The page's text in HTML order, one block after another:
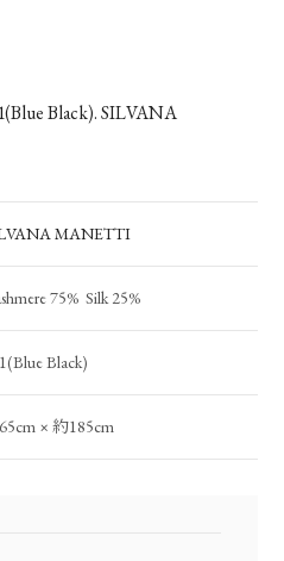
Black). SILVANA
MANETTI
75% Silk 25%
Black)
× 約185cm